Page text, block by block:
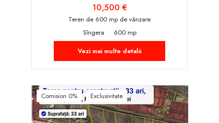
10,500 €
Teren de 600 mp de vânzare
Sîngera
600 mp
Vezi mai multe detalii
Comision 0% Exclusivitate